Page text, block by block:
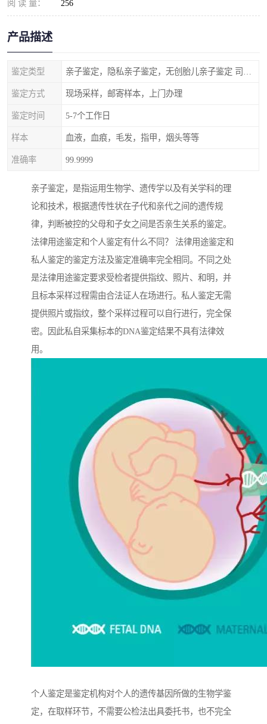
阅 读 量： 256
产品描述
鉴定类型
鉴定方式 现场采样，邮寄样本，上门办理
鉴定时间 5-7个工作日
样本 血液，血痕，毛发，指甲，烟头等等
准确率 99.9999
亲子鉴定，是指运用生物学、遗传学以及有关学科的理
论和技术，根据遗传性状在子代和亲代之间的遗传规
律，判断被控的父母和子女之间是否亲生关系的鉴定。
法律用途鉴定和个人鉴定有什么不同？ 法律用途鉴定和
私人鉴定的鉴定方法及鉴定准确率完全相同。不同之处
是法律用途鉴定要求受检者提供指纹、照片、和明，并
且标本采样过程需由合法证人在场进行。私人鉴定无需
提供照片或指纹，整个采样过程可以自行进行，完全保
密。因此私自采集标本的DNA鉴定结果不具有法律效
用。
个人鉴定是鉴定机构对个人的遗传基因所做的生物学鉴
定，在取样环节，不需要公检法出具委托书，也不完全